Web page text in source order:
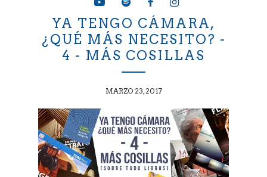
YA TENGO CÁMARA,
¿QUÉ MÁS NECESITO? -
4 - MÁS COSILLAS
MARZO 23, 2017